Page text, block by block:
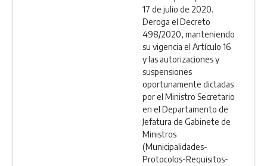
17 de julio de 2020.
Deroga el Decreto
498/2020, manteniendo
su vigencia el Artículo 16
y las autorizaciones y
suspensiones
oportunamente dictadas
por el Ministro Secretario
en el Departamento de
Jefatura de Gabinete de
Ministros
(Municipalidades-
Protocolos-Requisitos-